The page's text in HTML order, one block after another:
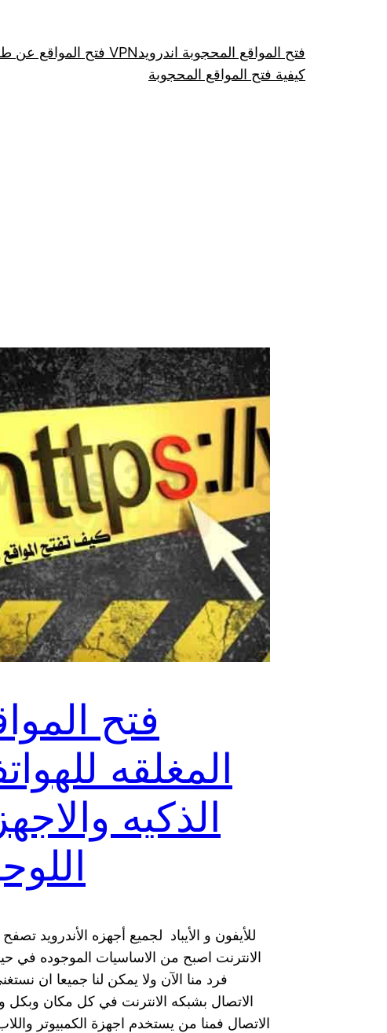
فتح المواقع عن طريق VPNفتح المواقع المحجوبة اندرويد
كيفية فتح المواقع المحجوبة
فتح
المغلقه
الذكيه
للأيفون و الأيباد لجميع أجهزه الأندرويد
الانترنت اصبح من الاساسيات الموجوده في
فرد منا الآن ولا يمكن لنا جميعا ان
الاتصال بشبكه الانترنت في كل مكان وبكل
الاتصال فمنا من يستخدم اجهزة الكمبيوتر